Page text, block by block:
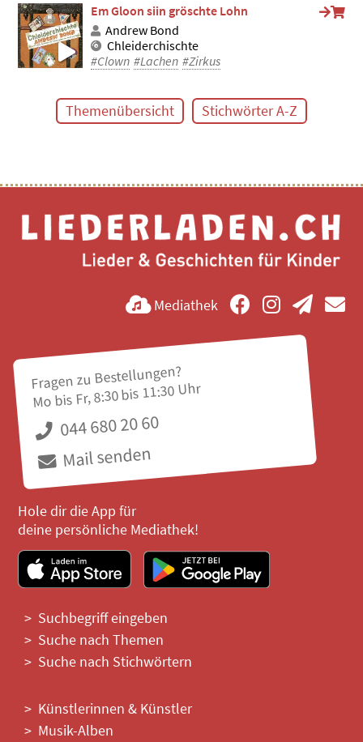
Em Gloon siin gröschte Lohn
Andrew Bond
Chleiderchischte
#Clown #Lachen #Zirkus
Themenübersicht Stichwörter A-Z
Mediathek
Fragen zu Bestellungen?
Mo bis Fr, 8:30 bis 11:30 Uhr
044 680 20 60
Mail senden
Hole dir die App für
deine persönliche Mediathek!
Suchbegriff eingeben
Suche nach Themen
Suche nach Stichwörtern
Künstlerinnen & Künstler
Musik-Alben